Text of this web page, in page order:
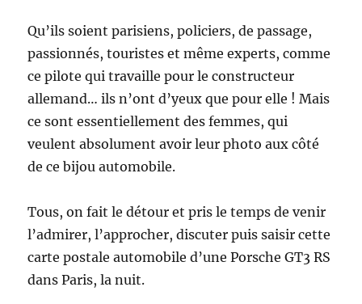
Qu’ils soient parisiens, policiers, de passage,
passionnés, touristes et même experts, comme
ce pilote qui travaille pour le constructeur
allemand… ils n’ont d’yeux que pour elle ! Mais
ce sont essentiellement des femmes, qui
veulent absolument avoir leur photo aux côté
de ce bijou automobile.
Tous, on fait le détour et pris le temps de venir
l’admirer, l’approcher, discuter puis saisir cette
carte postale automobile d’une Porsche GT3 RS
dans Paris, la nuit.